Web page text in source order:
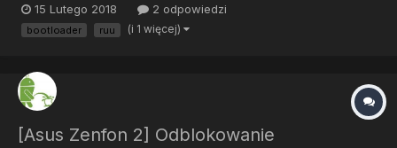
restartować. Trwało to do puki się nie ropzładował. Próbowałem
przywrócic mu ustawienia fabryczne z menu bootloadera. N...
15 Lutego 2018 2 odpowiedzi
bootloader ruu (i 1 więcej)
[Asus Zenfon 2] Odblokowanie